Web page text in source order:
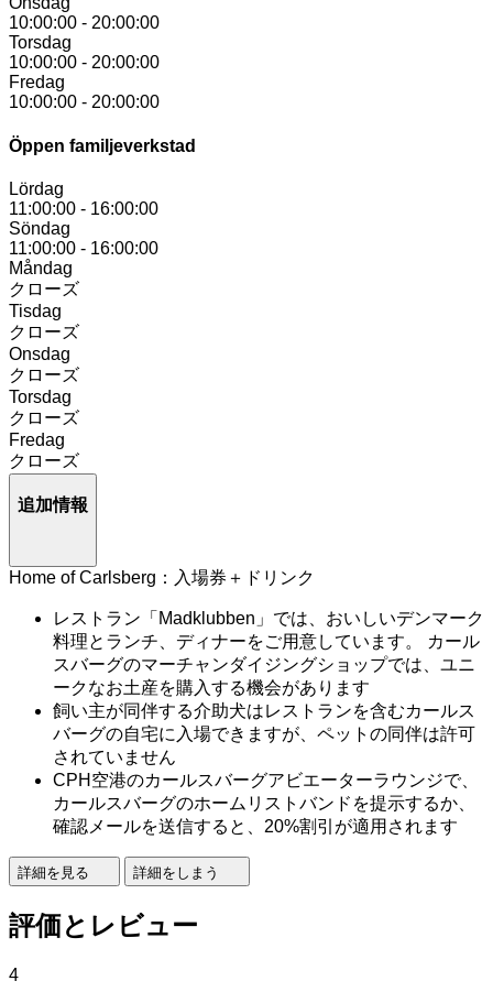
10:00:00 - 20:00:00
Torsdag
10:00:00 - 20:00:00
Fredag
10:00:00 - 20:00:00
Öppen familjeverkstad
Lördag
11:00:00 - 16:00:00
Söndag
11:00:00 - 16:00:00
Måndag
クローズ
Tisdag
クローズ
Onsdag
クローズ
Torsdag
クローズ
Fredag
クローズ
追加情報
Home of Carlsberg：入場券＋ドリンク
レストラン「Madklubben」では、おいしいデンマーク
料理とランチ、ディナーをご用意しています。 カール
スバーグのマーチャンダイジングショップでは、ユニ
ークなお土産を購入する機会があります
飼い主が同伴する介助犬はレストランを含むカールス
バーグの自宅に入場できますが、ペットの同伴は許可
されていません
CPH空港のカールスバーグアビエーターラウンジで、
カールスバーグのホームリストバンドを提示するか、
確認メールを送信すると、20%割引が適用されます
詳細を見る 詳細をしまう
評価とレビュー
4